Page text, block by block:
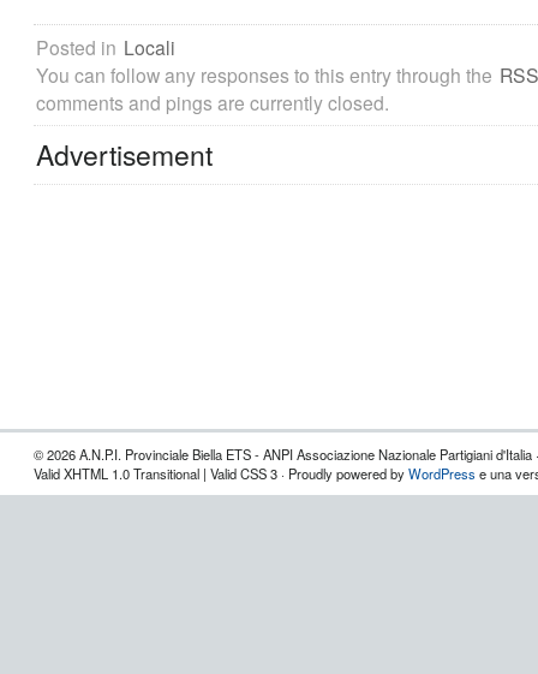
Posted in Locali
You can follow any responses to this entry through the
comments and pings are currently closed.
Advertisement
© 2026 A.N.P.I. Provinciale Biella ETS - ANPI Associazione Nazionale Partigiani d'Italia
Valid XHTML 1.0 Transitional | Valid CSS 3 · Proudly powered byWordPress e una